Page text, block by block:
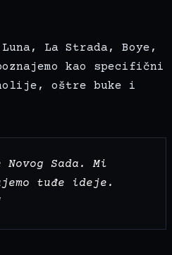
La Strada, Boye,
kao specifični
oštre buke i
Sada. Mi
tuđe ideje.